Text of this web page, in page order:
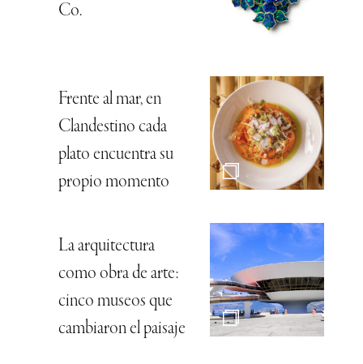
Co.
Frente al mar, en
Clandestino cada
plato encuentra su
propio momento
La arquitectura
como obra de arte:
cinco museos que
cambiaron el paisaje